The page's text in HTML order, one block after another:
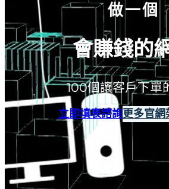
做一個
會賺錢的
100個讓客戶下單
立即填表諮詢更多官網